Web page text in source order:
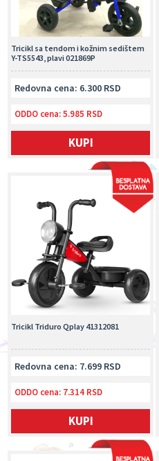
Tricikl sa tendom i kožnim sedištem
Y-TS5543, plavi 021869P
Redovna cena: 6.300 RSD
ODDO cena:5.985 RSD
KUPI
Tricikl Triduro Qplay 41312081
Redovna cena: 7.699 RSD
ODDO cena: 7.314 RSD
KUPI